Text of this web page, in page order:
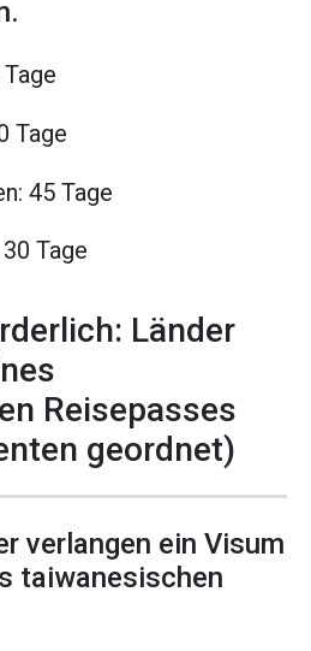
Tage
45 Tage
Tage
Länder
Reisepasses
geordnet)
verlangen ein Visum
taiwanesischen